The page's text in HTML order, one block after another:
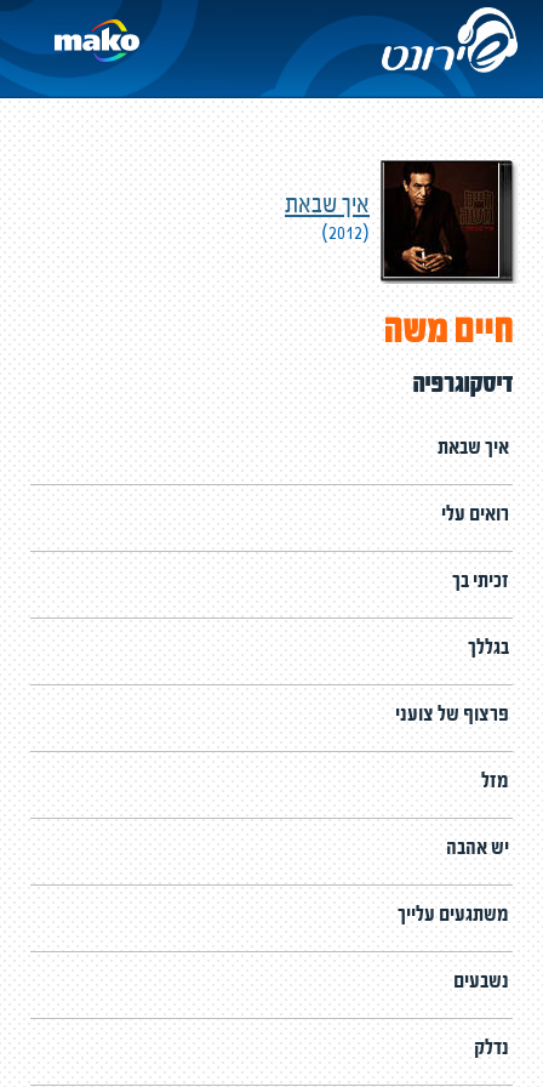
איך שבאת
(2012)
חיים משה
דיסקוגרפיה
איך שבאת
רואים עלי
זכיתי בך
בגללך
פרצוף של צועני
מזל
יש אהבה
משתגעים עלייך
נשבעים
נדלק